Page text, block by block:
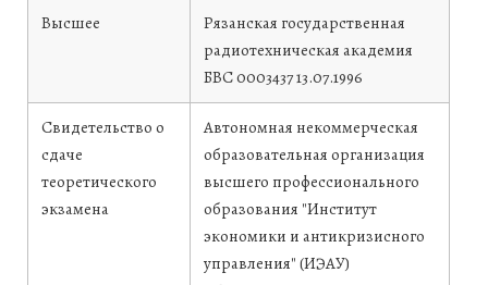
Высшее
Рязанская государственная
радиотехническая академия
БВС 000343713.07.1996
Свидетельство о
сдаче
теоретического
экзамена
Автономная некоммерческая
образовательная организация
высшего профессионального
образования "Институт
экономики и антикризисного
управления" (ИЭАУ)